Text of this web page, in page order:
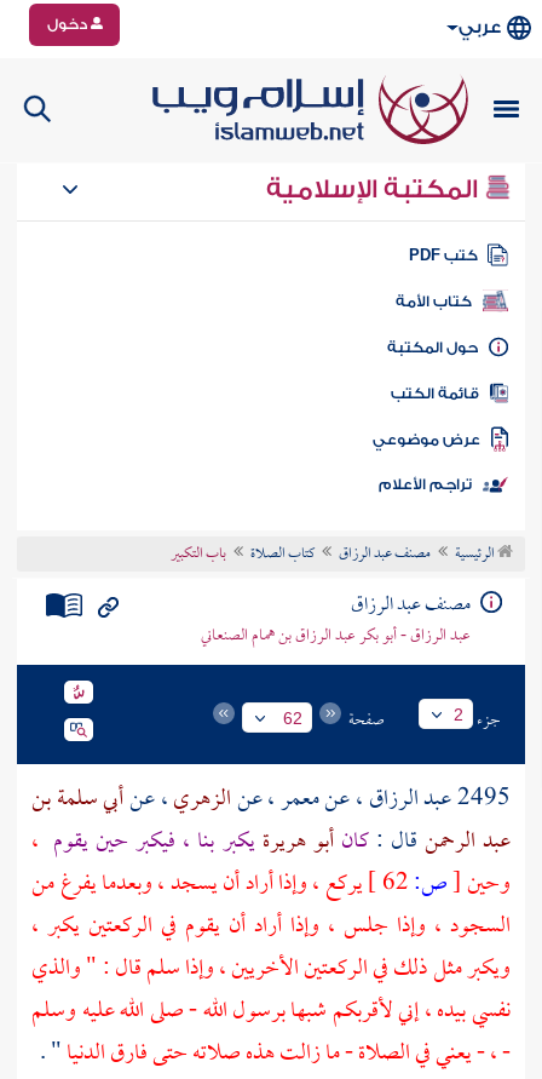
عربي دخول
المكتبة الإسلامية
كتب PDF
كتاب الأمة
المكتبة
الكتب
موضوعي
تراجم الأعلام
الرئيسية مصنف عبد الرزاق كتاب الصلاة باب التكبير
مصنف عبد الرزاق
عبد الرزاق - أبو بكر عبد الرزاق بن همام الصنعاني
جزء 2 صفحة 62
2495عبد الرزاق، عنمعمر، عنالزهري، عنأبي سلمة بن
عبد الرحمنقال :كانأبو هريرةيكبر بنا ، فيكبر حين يقوم ،
وحين[ص:
يركع ، وإذا أراد أن يسجد ، وبعدما يفرغ من
السجود ، وإذا جلس ، وإذا أراد أن يقوم في الركعتين يكبر ،
ويكبر مثل ذلك في الركعتين الأخريين ، وإذا سلم قال : " والذي
نفسي بيده ، إني لأقربكم شبها برسول الله - صلى الله عليه وسلم
- ، - يعني في الصلاة - ما زالت هذه صلاته حتى فارق الدنيا" .